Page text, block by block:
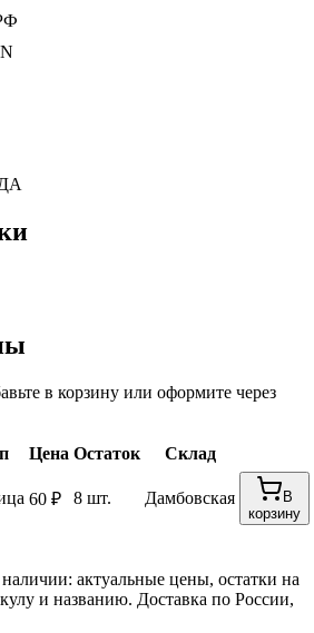
в корзину или оформите через
Цена Остаток
Склад
60 ₽ 8 шт. Дамбовская
В
корзину
актуальные цены, остатки на
и названию. Доставка по России,